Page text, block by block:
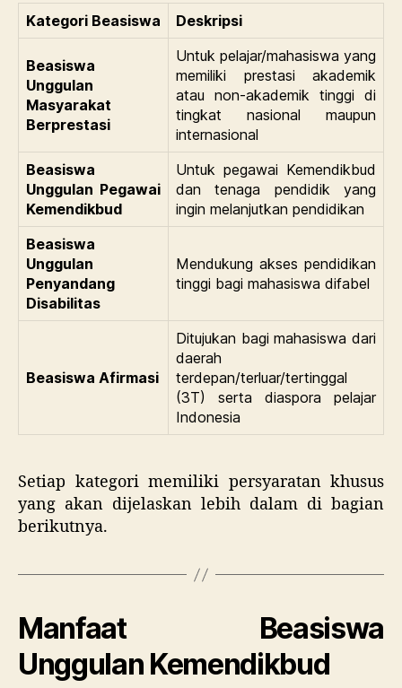
Kategori Beasiswa Deskripsi
Beasiswa
Unggulan
Masyarakat
Berprestasi
Untuk pelajar/mahasiswa yang
memiliki prestasi akademik
atau non-akademik tinggi di
tingkat nasional maupun
internasional
Beasiswa
Unggulan Pegawai
Kemendikbud
Untuk pegawai Kemendikbud
dan tenaga pendidik yang
ingin melanjutkan pendidikan
Beasiswa
Unggulan
Penyandang
Disabilitas
Mendukung akses pendidikan
tinggi bagi mahasiswa difabel
Beasiswa Afirmasi
Ditujukan bagi mahasiswa dari
daerah
terdepan/terluar/tertinggal
(3T) serta diaspora pelajar
Indonesia
Setiap kategori memiliki persyaratan khusus
yang akan dijelaskan lebih dalam di bagian
berikutnya.
Manfaat Beasiswa
Unggulan Kemendikbud